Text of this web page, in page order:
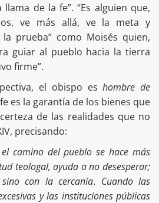
de la fe”. “Es alguien que,
ve más allá, ve la meta y
prueba” como Moisés quien,
guiar al pueblo hacia la tierra
firme”.
el obispo eshombre de
es la garantía de los bienes que
de las realidades que no
precisando:
camino del pueblo se hace más
teologal, ayuda a no desesperar;
con la cercanía. Cuando las
y las instituciones públicas